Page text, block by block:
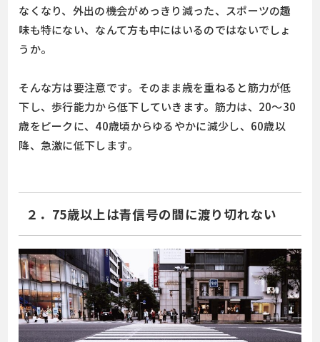
なくなり、外出の機会がめっきり減った、スポーツの趣
味も特にない、なんて方も中にはいるのではないでしょ
うか。
そんな方は要注意です。そのまま歳を重ねると筋力が低
下し、歩行能力から低下していきます。筋力は、20～30
歳をピークに、40歳頃からゆるやかに減少し、60歳以
降、急激に低下します。
２．75歳以上は青信号の間に渡り切れない